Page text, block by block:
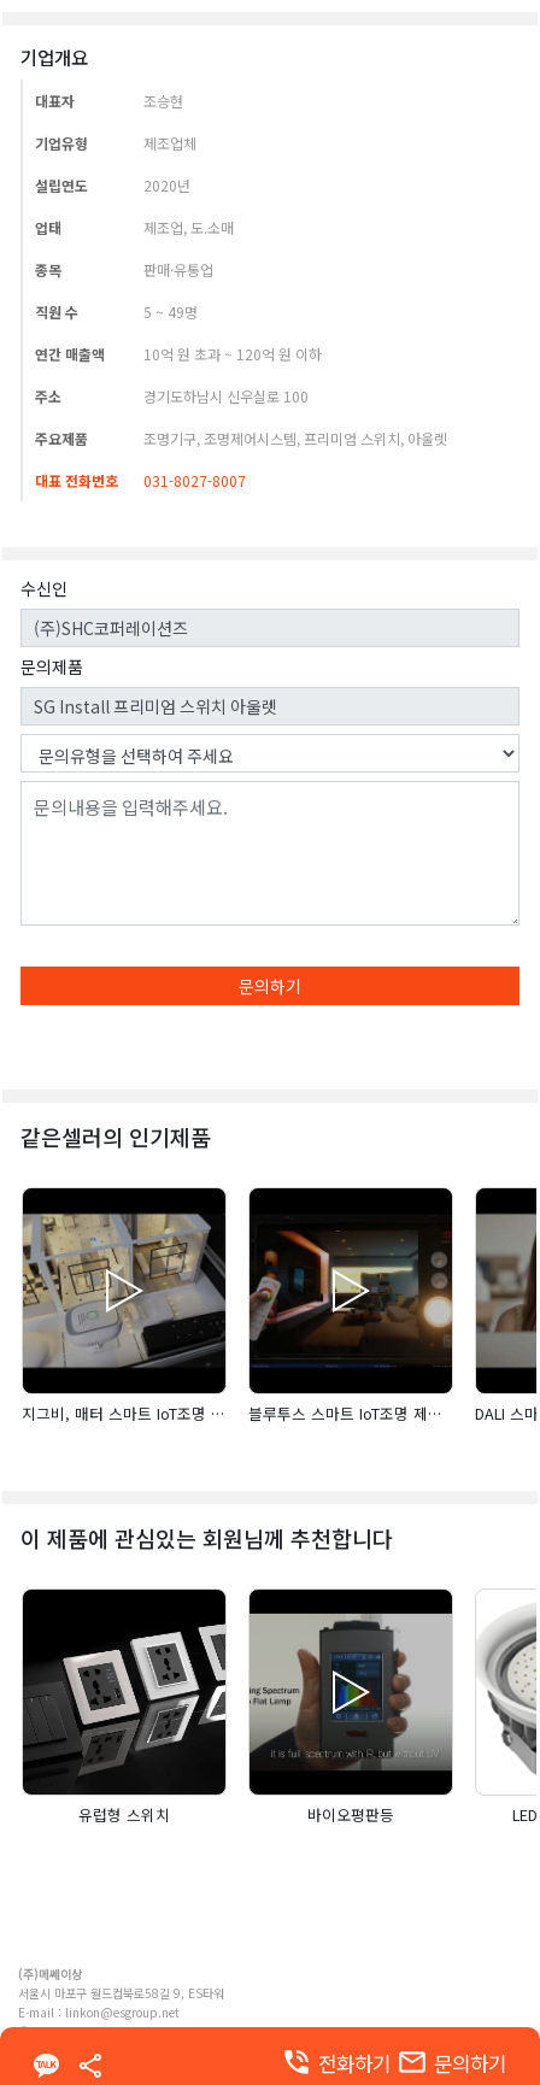
기업개요
대표자 조승현
기업유형 제조업체
설립연도 2020년
업태 제조업, 도.소매
종목 판매·유통업
직원 수 5 ~ 49명
연간 매출액 10억 원 초과 ~ 120억 원 이하
주소 경기도하남시 신우실로 100
주요제품 조명기구, 조명제어시스템, 프리미엄 스위치, 아울렛
대표 전화번호 031-8027-8007
수신인
문의제품
문의하기
같은셀러의 인기제품
지그비, 매터 스마트 IoT조명 제어 시스템 블루투스 스마트 IoT조명 제어 시스템
이 제품에 관심있는 회원님께 추천합니다
유럽형 스위치 바이오평판등
phone_in_talk 전화하기 email 문의하기
(주)메쎄이상
서울시 마포구 월드컵북로58길 9, ES타워
E-mail : linkon@esgroup.net
ⓒ MESSE ESANG. Co., Ltd. ALL RIGHTS RESERVED
이용약관